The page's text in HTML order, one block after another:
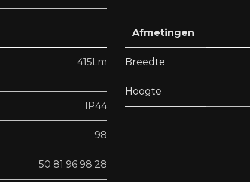
415Lm
IP44
98
50 81 96 98 28
Afmetingen
Breedte
Hoogte